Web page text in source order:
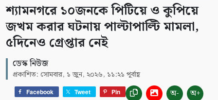
শ্যামনগরে ১০জনকে পিটিয়ে ও কুপিয়ে
জখম করার ঘটনায় পাল্টাপাল্টি মামলা,
৫দিনেও গ্রেপ্তার নেই
ডেস্ক নিউজ
প্রকাশিত: সোমবার, ১ জুন, ২০২৬, ১১:২১ পূর্বাহ্ণ
Facebook Tweet Pin অ- অ+